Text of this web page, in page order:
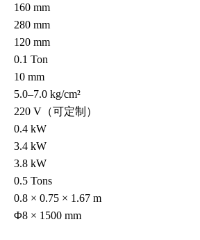
160 mm
280 mm
120 mm
0.1 Ton
10 mm
5.0–7.0 kg/cm²
220 V（可定制）
0.4 kW
3.4 kW
3.8 kW
0.5 Tons
0.8 × 0.75 × 1.67 m
Φ8 × 1500 mm